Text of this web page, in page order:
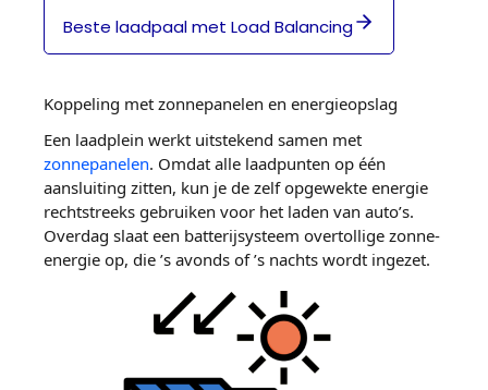
Beste laadpaal met Load Balancing
Koppeling met zonnepanelen en energieopslag
Een laadplein werkt uitstekend samen met
zonnepanelen. Omdat alle laadpunten op één
aansluiting zitten, kun je de zelf opgewekte energie
rechtstreeks gebruiken voor het laden van auto’s.
Overdag slaat een batterijsysteem overtollige zonne-
energie op, die ’s avonds of ’s nachts wordt ingezet.